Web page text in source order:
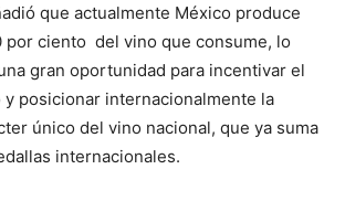
que actualmente México produce
por ciento del vino que consume, lo
gran oportunidad para incentivar el
posicionar internacionalmente la
único del vino nacional, que ya suma
internacionales.